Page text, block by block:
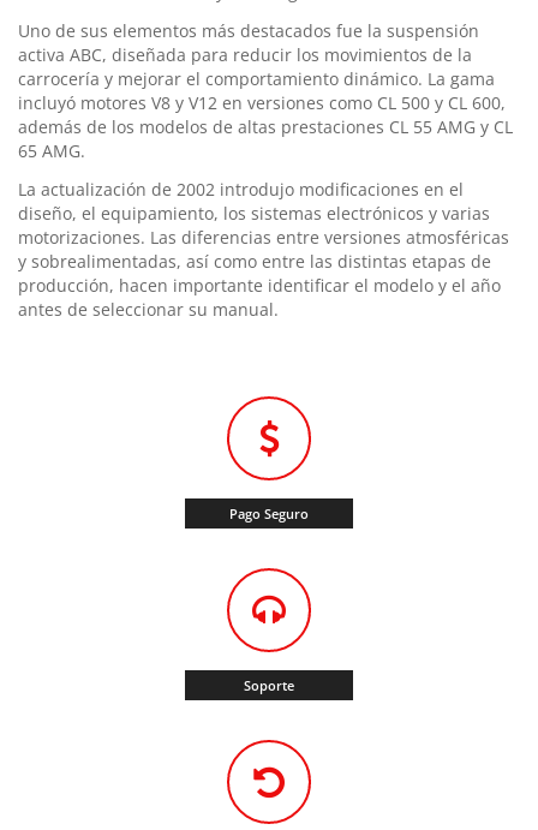
Uno de sus elementos más destacados fue la suspensión
activa ABC, diseñada para reducir los movimientos de la
carrocería y mejorar el comportamiento dinámico. La gama
incluyó motores V8 y V12 en versiones como CL 500 y CL 600,
además de los modelos de altas prestaciones CL 55 AMG y CL
65 AMG.
La actualización de 2002 introdujo modificaciones en el
diseño, el equipamiento, los sistemas electrónicos y varias
motorizaciones. Las diferencias entre versiones atmosféricas
y sobrealimentadas, así como entre las distintas etapas de
producción, hacen importante identificar el modelo y el año
antes de seleccionar su manual.
Pago Seguro
Soporte